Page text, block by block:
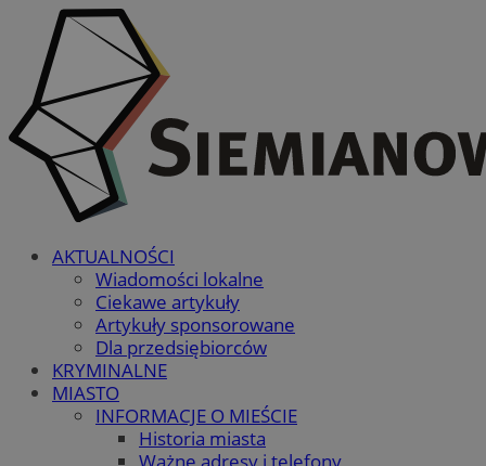
AKTUALNOŚCI
Wiadomości lokalne
Ciekawe artykuły
Artykuły sponsorowane
Dla przedsiębiorców
KRYMINALNE
MIASTO
INFORMACJE O MIEŚCIE
Historia miasta